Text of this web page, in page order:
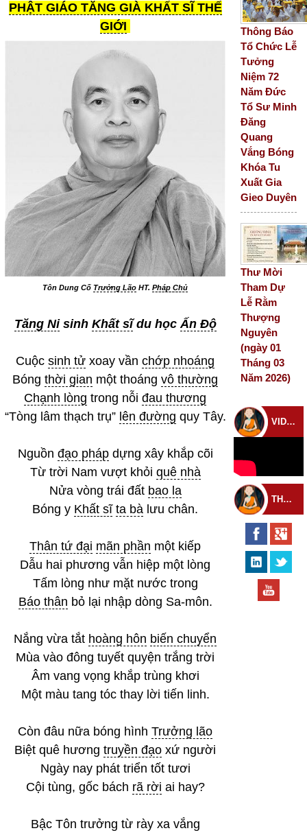
PHẬT GIÁO TĂNG GIÀ KHẤT SĨ THẾ
GIỚI
Tôn Dung Cố Trưởng Lão HT. Pháp Chủ
Tăng Nisinh Khất sĩdu họcẤn Độ
Cuộc sinh tử xoay vần chớp nhoáng
Bóng thời gian một thoáng vô thường
Chạnh lòng trong nỗi đau thương
“Tòng lâm thạch trụ” lên đường quy Tây.
Nguồn đạo phápdựng xây khắp cõi
Từ trời Nam vượt khỏi quê nhà
Nửa vòng trái đất bao la
Bóng y Khất sĩ ta bà lưu chân.
Thân tứ đại mãn phần một kiếp
Dẫu hai phương vẫn hiệp một lòng
Tấm lòng như mặt nước trong
Báo thân bỏ lại nhập dòng Sa-môn.
Nắng vừa tắt hoàng hôn biến chuyển
Mùa vào đông tuyết quyện trắng trời
Âm vang vọng khắp trùng khơi
Một màu tang tóc thay lời tiến linh.
Còn đâu nữa bóng hình Trưởng lão
Biệt quê hương truyền đạo xứ người
Ngày nay phát triển tốt tươi
Cội tùng, gốc bách rã rời ai hay?
Bậc Tôn trưởng từ rày xa vắng
Thông Báo
Tổ Chức Lễ
Tưởng
Niệm 72
Năm Đức
Tổ Sư Minh
Đăng
Quang
Vắng Bóng
Khóa Tu
Xuất Gia
Gieo Duyên
Thư Mời
Tham Dự
Lễ Rằm
Thượng
Nguyên
(ngày 01
Tháng 03
Năm 2026)
VIDEO CHÙA
THEO DÕI THIỀN TỰ